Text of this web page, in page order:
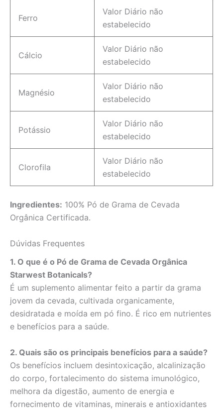
Ferro
Valor Diário não
estabelecido
Cálcio
Valor Diário não
estabelecido
Magnésio
Valor Diário não
estabelecido
Potássio
Valor Diário não
estabelecido
Clorofila
Valor Diário não
estabelecido
Ingredientes: 100% Pó de Grama de Cevada
Orgânica Certificada.
Dúvidas Frequentes
1. O que é o Pó de Grama de Cevada Orgânica
Starwest Botanicals?
É um suplemento alimentar feito a partir da grama
jovem da cevada, cultivada organicamente,
desidratada e moída em pó fino. É rico em nutrientes
e benefícios para a saúde.
2. Quais são os principais benefícios para a saúde?
Os benefícios incluem desintoxicação, alcalinização
do corpo, fortalecimento do sistema imunológico,
melhora da digestão, aumento de energia e
fornecimento de vitaminas, minerais e antioxidantes